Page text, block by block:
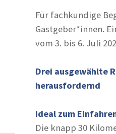
Für fachkundige
Gastgeber*innen.
vom 3. bis 6. Juli
Drei ausgewählte
herausfordernd
Ideal zum
Die knapp 30